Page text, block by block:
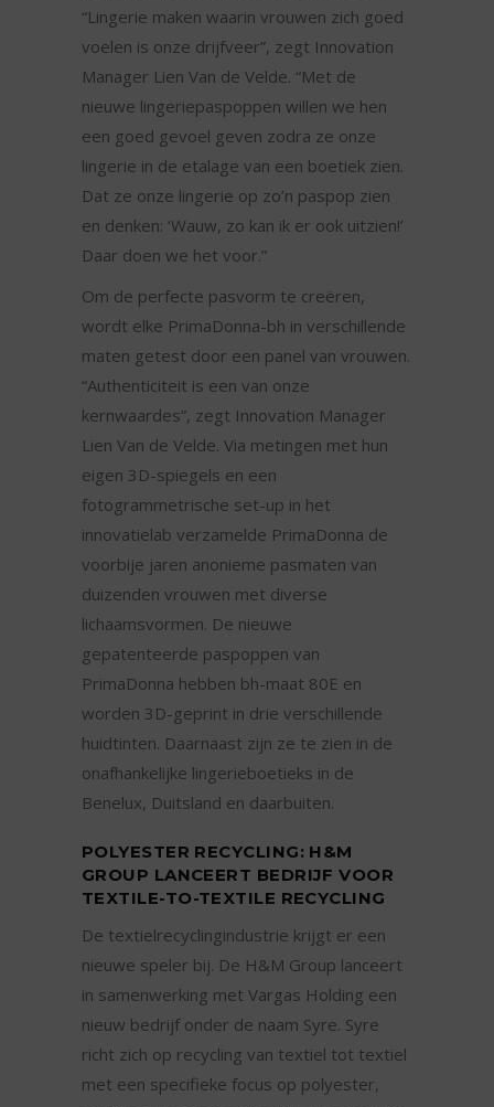
“Lingerie maken waarin vrouwen zich goed
voelen is onze drijfveer”, zegt Innovation
Manager Lien Van de Velde. “Met de
nieuwe lingeriepaspoppen willen we hen
een goed gevoel geven zodra ze onze
lingerie in de etalage van een boetiek zien.
Dat ze onze lingerie op zo’n paspop zien
en denken: ‘Wauw, zo kan ik er ook uitzien!’
Daar doen we het voor.”
Om de perfecte pasvorm te creëren,
wordt elke PrimaDonna-bh in verschillende
maten getest door een panel van vrouwen.
“Authenticiteit is een van onze
kernwaardes”, zegt Innovation Manager
Lien Van de Velde. Via metingen met hun
eigen 3D-spiegels en een
fotogrammetrische set-up in het
innovatielab verzamelde PrimaDonna de
voorbije jaren anonieme pasmaten van
duizenden vrouwen met diverse
lichaamsvormen. De nieuwe
gepatenteerde paspoppen van
PrimaDonna hebben bh-maat 80E en
worden 3D-geprint in drie verschillende
huidtinten. Daarnaast zijn ze te zien in de
onafhankelijke lingerieboetieks in de
Benelux, Duitsland en daarbuiten.
POLYESTER RECYCLING: H&M
GROUP LANCEERT BEDRIJF VOOR
TEXTILE-TO-TEXTILE RECYCLING
De textielrecyclingindustrie krijgt er een
nieuwe speler bij. De H&M Group lanceert
in samenwerking met Vargas Holding een
nieuw bedrijf onder de naam Syre. Syre
richt zich op recycling van textiel tot textiel
met een specifieke focus op polyester,